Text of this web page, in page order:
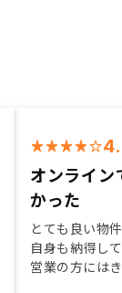
オンライン
かった
とても良い物
自身も納得し
営業の方には